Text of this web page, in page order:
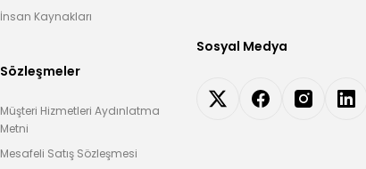
İnsan Kaynakları
Sözleşmeler
Müşteri Hizmetleri Aydınlatma
Metni
Mesafeli Satış Sözleşmesi
Sosyal Medya